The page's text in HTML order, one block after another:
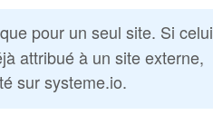
pour un seul site. Si celui
attribué à un site externe,
sur systeme.io.